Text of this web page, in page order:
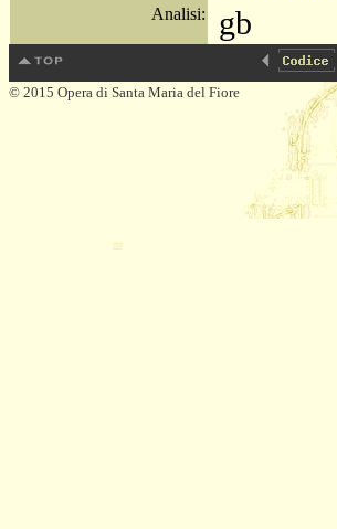
Analisi: gb
© 2015 Opera di Santa Maria del Fiore